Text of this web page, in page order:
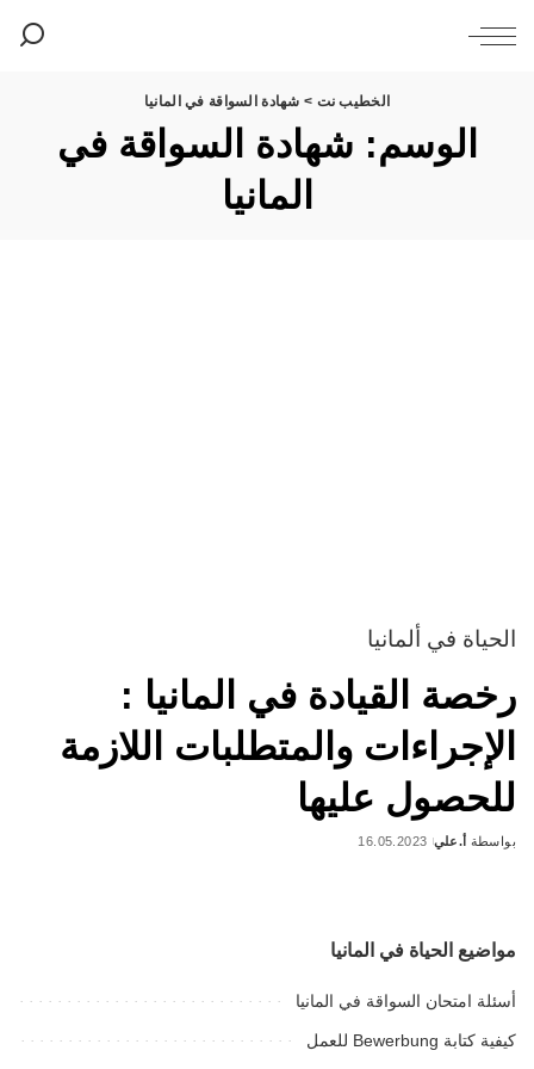
الخطيب نت > شهادة السواقة في المانيا
الوسم: شهادة السواقة في
المانيا
الحياة في ألمانيا
رخصة القيادة في المانيا :
الإجراءات والمتطلبات اللازمة
للحصول عليها
Posted
بواسطة أ.علي 16.05.2023
مواضيع الحياة في المانيا
أسئلة امتحان السواقة في المانيا
كيفية كتابة Bewerbung للعمل